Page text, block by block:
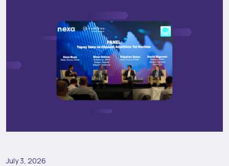
July 3, 2026